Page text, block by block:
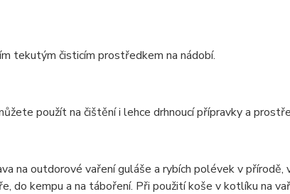
tekutým čisticím prostředkem na nádobí.
použít na čištění i lehce drhnoucí přípravky a
na outdorové vaření guláše a rybích polévek v
do kempu a na táboření. Při použití koše v kotlíku na